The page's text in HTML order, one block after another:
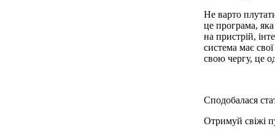
Не варто
це програма, яка
на пристрій,
система має
свою чергу, це
Сподобалася
Отримуй свіжі